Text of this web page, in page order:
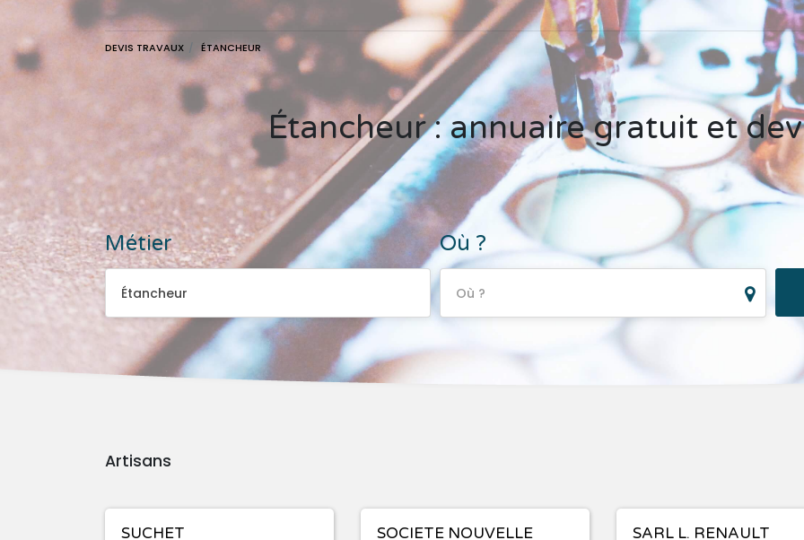
DEVIS TRAVAUX ÉTANCHEUR
Étancheur : annuaire gratuit et
Métier
Étancheur
Étancheur
Où ?
Où ?
Artisans
SUCHET SOCIETE NOUVELLE SARL L. RENAULT